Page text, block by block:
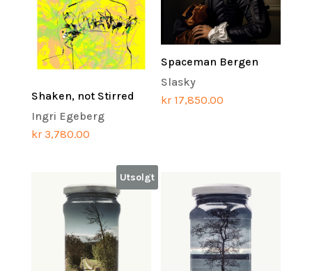
Shaken, not Stirred
Ingri Egeberg
kr3,780.00
Spaceman Bergen
Slasky
kr 17,850.00
Utsolgt